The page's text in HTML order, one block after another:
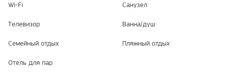
Wi-Fi Санузел
Телевизор Ванна/душ
Семейный отдых Пляжный отдых
Отель для пар